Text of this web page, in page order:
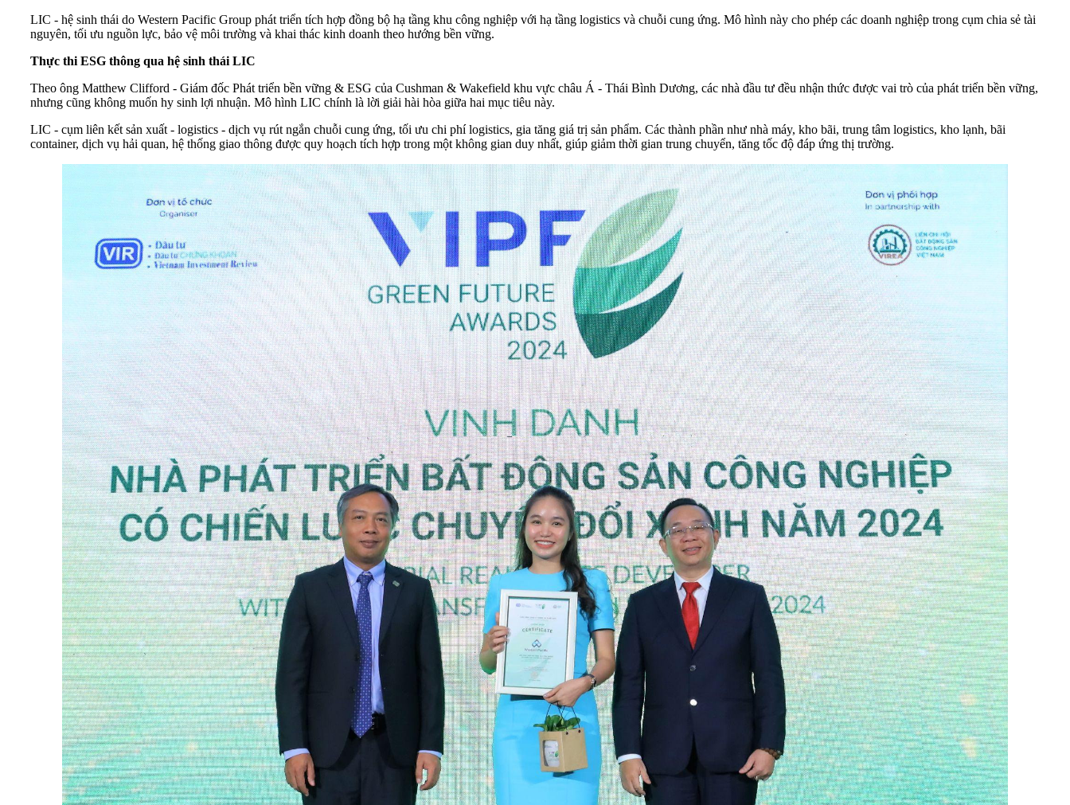
LIC - hệ sinh thái do Western Pacific Group phát triển tích hợp đồng bộ hạ tầng khu công nghiệp với hạ tầng logistics và chuỗi cung ứng. Mô hình này cho phép các doanh nghiệp trong cụm chia sẻ tài
nguyên, tối ưu nguồn lực, bảo vệ môi trường và khai thác kinh doanh theo hướng bền vững.
Thực thi ESG thông qua hệ sinh thái LIC
Theo ông Matthew Clifford - Giám đốc Phát triển bền vững & ESG của Cushman & Wakefield khu vực châu Á - Thái Bình Dương, các nhà đầu tư đều nhận thức được vai trò của phát triển bền vững,
nhưng cũng không muốn hy sinh lợi nhuận. Mô hình LIC chính là lời giải hài hòa giữa hai mục tiêu này.
LIC - cụm liên kết sản xuất - logistics - dịch vụ rút ngắn chuỗi cung ứng, tối ưu chi phí logistics, gia tăng giá trị sản phẩm. Các thành phần như nhà máy, kho bãi, trung tâm logistics, kho lạnh, bãi
container, dịch vụ hải quan, hệ thống giao thông được quy hoạch tích hợp trong một không gian duy nhất, giúp giảm thời gian trung chuyển, tăng tốc độ đáp ứng thị trường.